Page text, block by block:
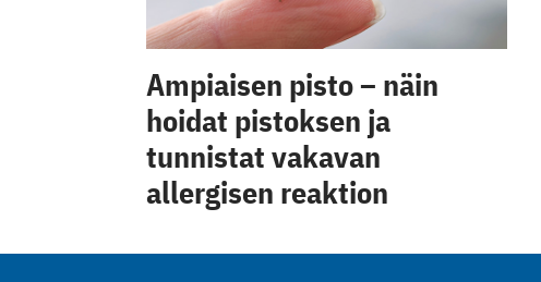
Ampiaisen pisto – näin
hoidat pistoksen ja
tunnistat vakavan
allergisen reaktion